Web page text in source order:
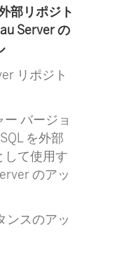
部リポジト
Server の
リポジト
バージョ
を外部
して使用す
のアッ
ンスのアッ